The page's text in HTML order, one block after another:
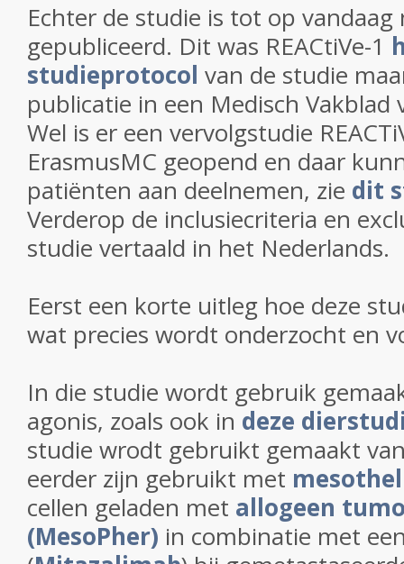
Echter de studie is tot op vandaag
gepubliceerd. Dit was REACtiVe-1
studieprotocol van de studie
publicatie in een Medisch Vakblad
Wel is er een vervolgstudie
ErasmusMC geopend en daar
patiënten aan deelnemen, zie dit
Verderop de inclusiecriteria en
studie vertaald in het Nederlands.
Eerst een korte uitleg hoe deze
wat precies wordt onderzocht en
In die studie wordt gebruik
agonis, zoals ook in deze
studie wrodt gebruikt gemaakt
eerder zijn gebruikt met
cellen geladen met allogeen
(MesoPher) in combinatie met